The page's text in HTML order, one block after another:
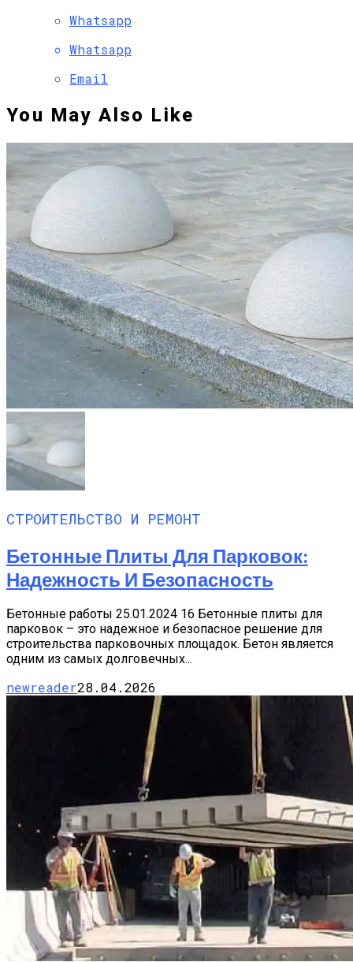
Whatsapp
Whatsapp
Email
You May Also Like
СТРОИТЕЛЬСТВО И РЕМОНТ
Бетонные Плиты Для Парковок:
Надежность И Безопасность
Бетонные работы 25.01.2024 16 Бетонные плиты для
парковок – это надежное и безопасное решение для
строительства парковочных площадок. Бетон является
одним из самых долговечных...
newreader28.04.2026